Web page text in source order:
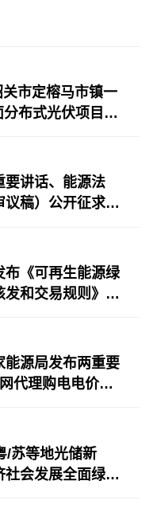
市定榕马市镇一
布式光伏项目顺
要讲话、能源法
议稿）公开征求意
布《可再生能源绿
发和交易规则》、
……
能源局发布两重要
代理购电电价公
/苏等地光储新
社会发展全面绿色